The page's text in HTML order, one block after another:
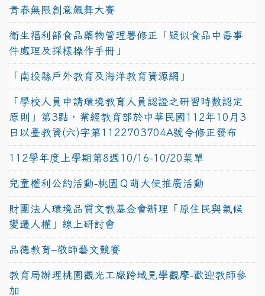
青春無限創意飆舞大賽
衛生福利部食品藥物管理署修正「疑似食品中毒事
件處理及採樣操作手冊」
「南投縣戶外教育及海洋教育資源網」
「學校人員申請環境教育人員認證之研習時數認定
原則」第3點，業經教育部於中華民國112年10月3
日以臺教資(六)字第1122703704A號令修正發布
112學年度上學期第8週10/16-10/20菜單
兒童權利公約活動-桃園Ｑ萌大使推廣活動
財團法人環境品質文教基金會辦理「原住民與氣候
變遷人權」線上研討會
品德教育–敬師藝文競賽
教育局辦理桃園觀光工廠跨域見學觀摩-歡迎教師參
加